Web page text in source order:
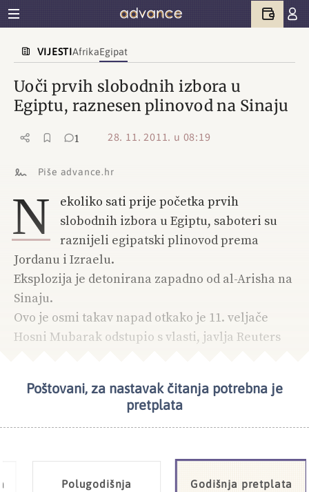
VIJESTIAfrikaEgipat
Uoči prvih slobodnih izbora u
Egiptu, raznesen plinovod na Sinaju
1 28. 11. 2011. u 08:19
Piše advance.hr
N
ekoliko sati prije početka prvih
slobodnih izbora u Egiptu, saboteri su
raznijeli egipatski plinovod prema
Jordanu i Izraelu.
Eksplozija je detonirana zapadno od al-Arisha na
Sinaju.
Ovo je osmi takav napad otkako je 11. veljače
Hosni Mubarak odstupio s vlasti, javlja Reuters
Poštovani, za nastavak čitanja potrebna je
pretplata
Polugodišnja Godišnja pretplata